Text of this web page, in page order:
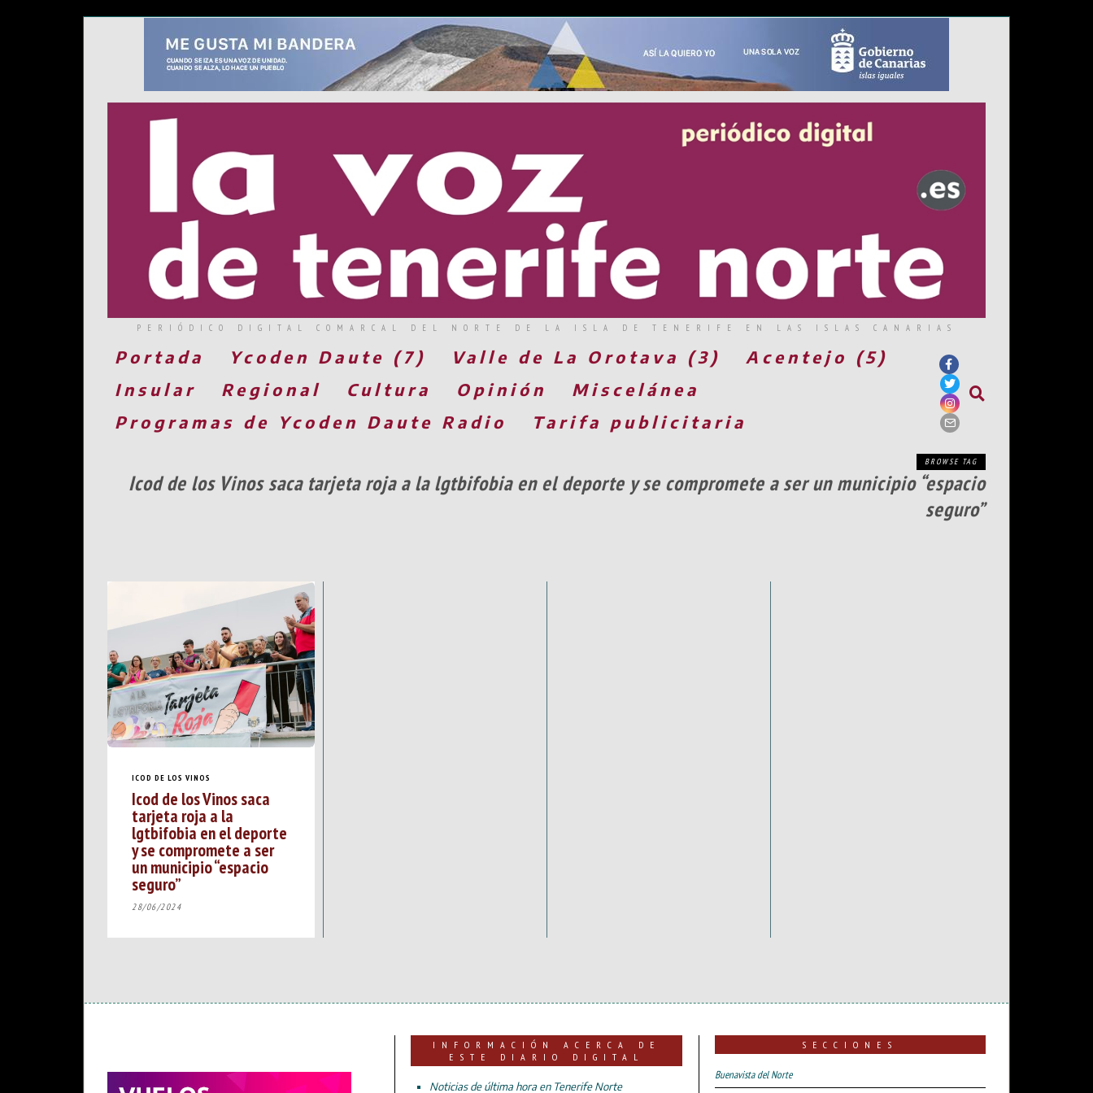
PERIÓDICO DIGITAL COMARCAL DEL NORTE DE LA ISLA DE TENERIFE EN LAS ISLAS CANARIAS
Portada Ycoden Daute (7) Valle de La Orotava (3)
Acentejo (5)
Insular
Regional Cultura Opinión
Miscelánea
Programas de Ycoden Daute Radio
Tarifa publicitaria
BROWSE TAG
Icod de los Vinos saca tarjeta roja a la lgtbifobia en el deporte y se compromete a ser un municipio “espacio
seguro”
ICOD DE LOS VINOS
Icod de los Vinos saca
tarjeta roja a la
lgtbifobia en el deporte
y se compromete a ser
un municipio “espacio
seguro”
28/06/2024
INFORMACIÓN ACERCA DE
ESTE DIARIO DIGITAL
Noticias de última hora en Tenerife Norte
SECCIONES
Buenavista del Norte